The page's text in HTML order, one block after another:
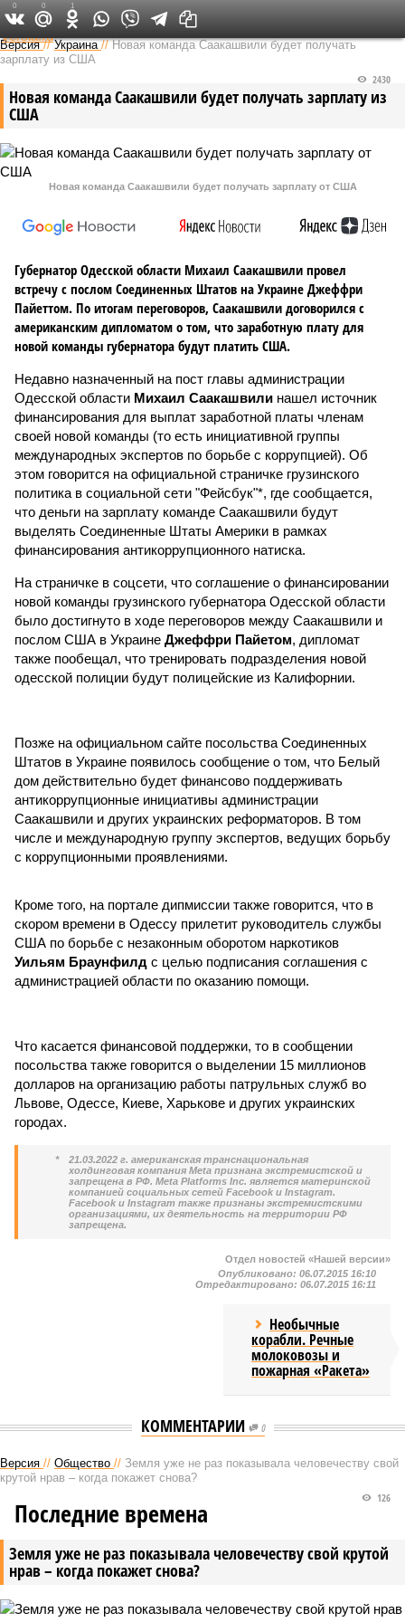
Федеральный выпуск
Версия //Украина //Новая команда Саакашвили будет получать
зарплату из США
Новая команда Саакашвили будет получать зарплату из
США
2430
Новая команда Саакашвили будет получать зарплату от США
Губернатор Одесской области Михаил Саакашвили провел
встречу с послом Соединенных Штатов на Украине Джеффри
Пайеттом. По итогам переговоров, Саакашвили договорился с
американским дипломатом о том, что заработную плату для
новой команды губернатора будут платить США.
Недавно назначенный на пост главы администрации
Одесской области Михаил Саакашвили нашел источник
финансирования для выплат заработной платы членам
своей новой команды (то есть инициативной группы
международных экспертов по борьбе с коррупцией). Об
этом говорится на официальной страничке грузинского
политика в социальной сети "Фейсбук"*, где сообщается,
что деньги на зарплату команде Саакашвили будут
выделять Соединенные Штаты Америки в рамках
финансирования антикоррупционного натиска.
На страничке в соцсети, что соглашение о финансировании
новой команды грузинского губернатора Одесской области
было достигнуто в ходе переговоров между Саакашвили и
послом США в Украине Джеффри Пайетом, дипломат
также пообещал, что тренировать подразделения новой
одесской полиции будут полицейские из Калифорнии.
Позже на официальном сайте посольства Соединенных
Штатов в Украине появилось сообщение о том, что Белый
дом действительно будет финансово поддерживать
антикоррупционные инициативы администрации
Саакашвили и других украинских реформаторов. В том
числе и международную группу экспертов, ведущих борьбу
с коррупционными проявлениями.
Кроме того, на портале дипмиссии также говорится, что в
скором времени в Одессу прилетит руководитель службы
США по борьбе с незаконным оборотом наркотиков
Уильям Браунфилд с целью подписания соглашения с
администрацией области по оказанию помощи.
Что касается финансовой поддержки, то в сообщении
посольства также говорится о выделении 15 миллионов
долларов на организацию работы патрульных служб во
Львове, Одессе, Киеве, Харькове и других украинских
городах.
*
21.03.2022 г. американская транснациональная
холдинговая компания Meta признана экстремистской и
запрещена в РФ. Meta Platforms Inc. является материнской
компанией социальных сетей Facebook и Instagram.
Facebook и Instagram также признаны экстремистскими
организациями, их деятельность на территории РФ
запрещена.
0 0 1
Отдел новостей «Нашей версии»
Опубликовано: 06.07.2015 16:10
Отредактировано: 06.07.2015 16:11
Необычные
корабли. Речные
молоковозы и
пожарная «Ракета»
КОММЕНТАРИИ 0
Версия // Общество // Земля уже не раз показывала человечеству свой
крутой нрав – когда покажет снова?
Земля уже не раз показывала человечеству свой крутой
нрав – когда покажет снова?
126
Последние времена